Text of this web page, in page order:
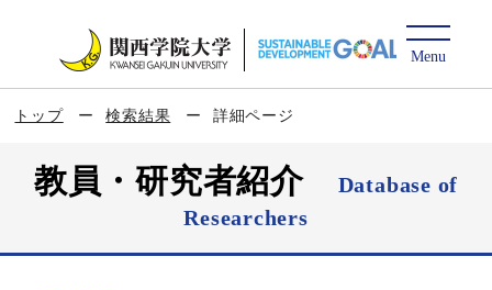
トップ 検索結果 詳細ページ
教員・研究者紹介
Database of
Researchers